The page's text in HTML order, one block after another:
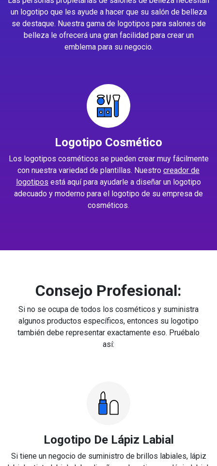
un logotipo que les ayude a hacer que su salón de belleza
se destaque. Nuestra gama de logotipos para salones de
belleza le ofrecerá una gran facilidad para crear un
emblema para su negocio.
Logotipo Cosmético
Los logotipos cosméticos se pueden crear muy fácilmente
con nuestra variedad de plantillas. Nuestro creador de
logotipos está aquí para ayudarle a diseñar un logotipo
adecuado y moderno para el logotipo de su empresa de
cosméticos.
Consejo Profesional:
Si no se ocupa de todos los cosméticos y suministra
algunos productos específicos, entonces su logotipo
también debe representar exactamente eso. Pruébalo
así:
Logotipo De Lápiz Labial
Si tiene un negocio de suministro de brillos labiales, lápiz